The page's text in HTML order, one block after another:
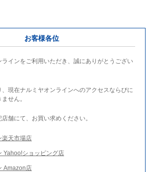
お客様各位
ラインをご利用いただき、誠にありがとうござい
現在ナルミヤオンラインへのアクセスならびに
せん。
舗にて、お買い求めください。
楽天市場店
Yahoo!ショッピング店
Amazon店